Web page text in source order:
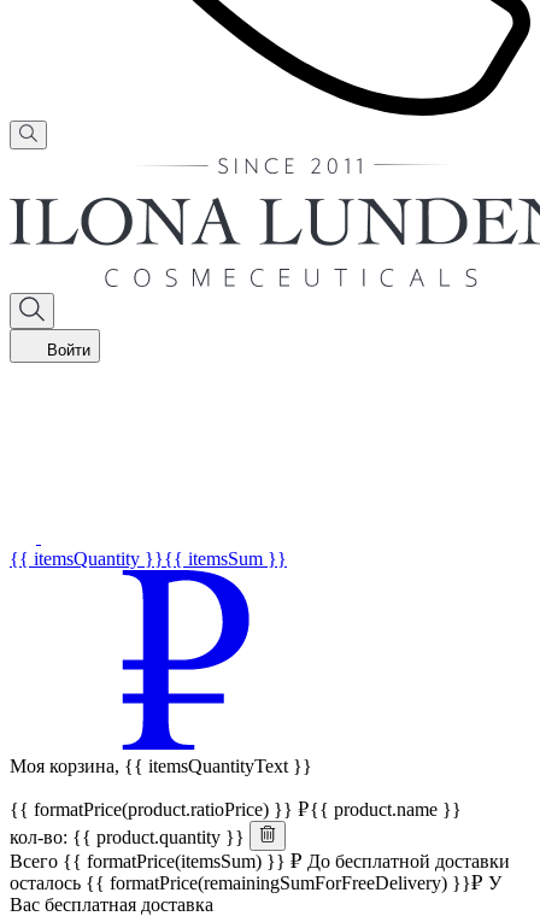
Войти
{{ itemsQuantity }}{{ itemsSum }}
Моя корзина, {{ itemsQuantityText }}
{{ formatPrice(product.ratioPrice) }}
{{ product.name }}
кол-во: {{ product.quantity }}
Всего {{ formatPrice(itemsSum) }}
До бесплатной доставки
осталось {{ formatPrice(remainingSumForFreeDelivery) }}
У
Вас бесплатная доставка